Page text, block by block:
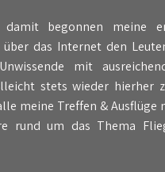
damit begonnen meine
über das Internet den
mit
stets wieder hierher
meine Treffen & Ausflüge
rund um das Thema